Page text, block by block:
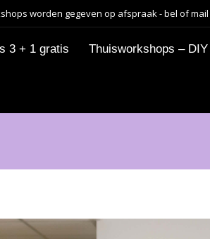
worden gegeven op afspraak - bel of
3 + 1 gratis Thuisworkshops – DIY